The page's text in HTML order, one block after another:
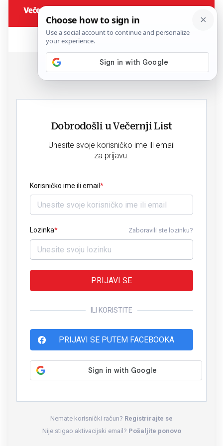
Dobrodošli u Večernji List
Unesite svoje korisničko ime ili email
za prijavu.
Korisničko ime ili email
Lozinka Zaboravili ste lozinku?
PRIJAVI SE
ILI KORISTITE
PRIJAVI SE PUTEM FACEBOOKA
Nemate korisnički račun? Registrirajte se
Nije stigao aktivacijski email? Pošaljite ponovo